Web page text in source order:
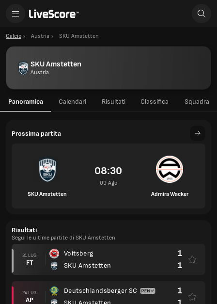
Calcio Austria SKU Amstetten
SKU Amstetten
Austria
Panoramica Calendari Risultati Classifica Squadra
Prossima partita
SKU Amstetten
08:30
09 Ago
Admira Wacker
Risultati
Segui le ultime partite di SKU Amstetten
31 LUG
FT
Voitsberg
SKU Amstetten
1
1
24 LUG
AP
Deutschlandsberger SC
1